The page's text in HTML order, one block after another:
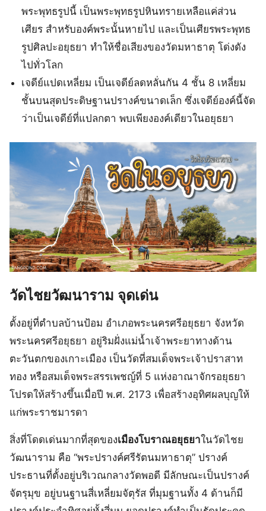
พระพุทธรูปนี้ เป็นพระพุทธรูปหินทรายเหลือแค่ส่วน
เศียร สำหรับองค์พระนั้นหายไป และเป็นเศียรพระพุทธ
รูปศิลปะอยุธยา ทำให้ชื่อเสียงของวัดมหาธาตุ โด่งดัง
ไปทั่วโลก
เจดีย์แปดเหลี่ยม เป็นเจดีย์ลดหลั่นกัน 4 ชั้น 8 เหลี่ยม
ชั้นบนสุดประดิษฐานปรางค์ขนาดเล็ก ซึ่งเจดีย์องค์นี้จัด
ว่าเป็นเจดีย์ที่แปลกตา พบเพียงองค์เดียวในอยุธยา
วัดไชยวัฒนาราม จุดเด่น
ตั้งอยู่ที่ตำบลบ้านป้อม อำเภอพระนครศรีอยุธยา จังหวัด
พระนครศรีอยุธยา อยู่ริมฝั่งแม่น้ำเจ้าพระยาทางด้าน
ตะวันตกของเกาะเมือง เป็นวัดที่สมเด็จพระเจ้าปราสาท
ทอง หรือสมเด็จพระสรรเพชญ์ที่ 5 แห่งอาณาจักรอยุธยา
โปรดให้สร้างขึ้นเมื่อปี พ.ศ. 2173 เพื่อสร้างอุทิศผลบุญให้
แก่พระราชมารดา
สิ่งที่โดดเด่นมากที่สุดของเมืองโบราณอยุธยาในวัดไชย
วัฒนาราม คือ “พระปรางค์ศรีรัตนมหาธาตุ” ปรางค์
ประธานที่ตั้งอยู่บริเวณกลางวัดพอดี มีลักษณะเป็นปรางค์
จัตรุมุข อยู่บนฐานสี่เหลี่ยมจัตุรัส ที่มุมฐานทั้ง 4 ด้านก็มี